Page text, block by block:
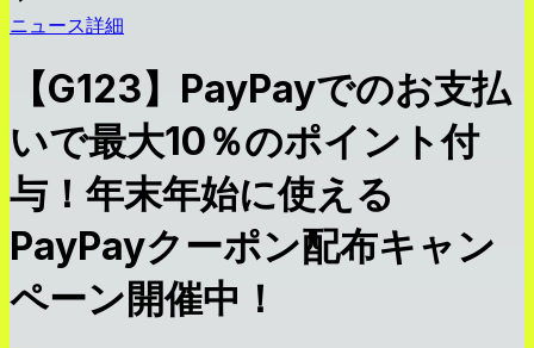
ニュース詳細
【G123】PayPayでのお支払
いで最大10％のポイント付
与！年末年始に使える
PayPayクーポン配布キャン
ペーン開催中！